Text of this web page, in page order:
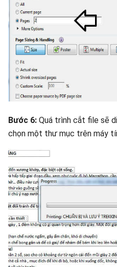
Bước 6: Quá trình cắt file sẽ
chọn một thư mục trên máy